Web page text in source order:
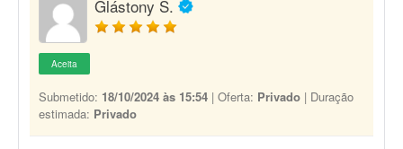
Glástony S.
Aceita
Submetido: 18/10/2024 às 15:54 | Oferta: Privado | Duração
estimada: Privado